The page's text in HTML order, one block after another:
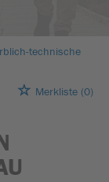
technische
Merkliste (0)